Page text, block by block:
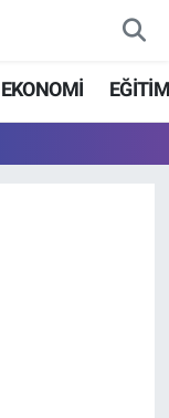
EKONOMİ